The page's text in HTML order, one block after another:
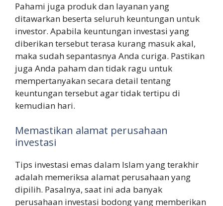
Pahami juga produk dan layanan yang
ditawarkan beserta seluruh keuntungan untuk
investor. Apabila keuntungan investasi yang
diberikan tersebut terasa kurang masuk akal,
maka sudah sepantasnya Anda curiga. Pastikan
juga Anda paham dan tidak ragu untuk
mempertanyakan secara detail tentang
keuntungan tersebut agar tidak tertipu di
kemudian hari.
Memastikan alamat perusahaan
investasi
Tips investasi emas dalam Islam yang terakhir
adalah memeriksa alamat perusahaan yang
dipilih. Pasalnya, saat ini ada banyak
perusahaan investasi bodong yang memberikan